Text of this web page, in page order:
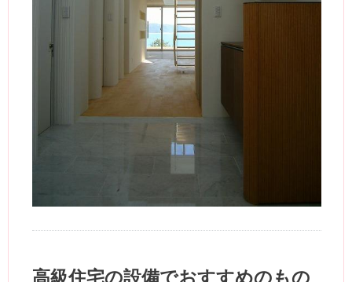
高級住宅の設備でおすすめのもの